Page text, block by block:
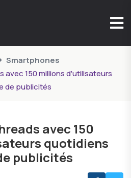
Smartphones
avec 150 millions d'utilisateurs
de publicités
avec 150
quotidiens
publicités